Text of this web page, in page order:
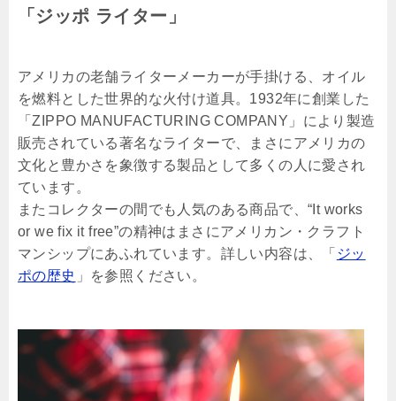
「ジッポ ライター」
アメリカの老舗ライターメーカーが手掛ける、オイル
を燃料とした世界的な火付け道具。1932年に創業した
「ZIPPO MANUFACTURING COMPANY」により製造
販売されている著名なライターで、まさにアメリカの
文化と豊かさを象徴する製品として多くの人に愛され
ています。
またコレクターの間でも人気のある商品で、“It works
or we fix it free”の精神はまさにアメリカン・クラフト
マンシップにあふれています。詳しい内容は、「 ジッ
ポの歴史 」を参照ください。